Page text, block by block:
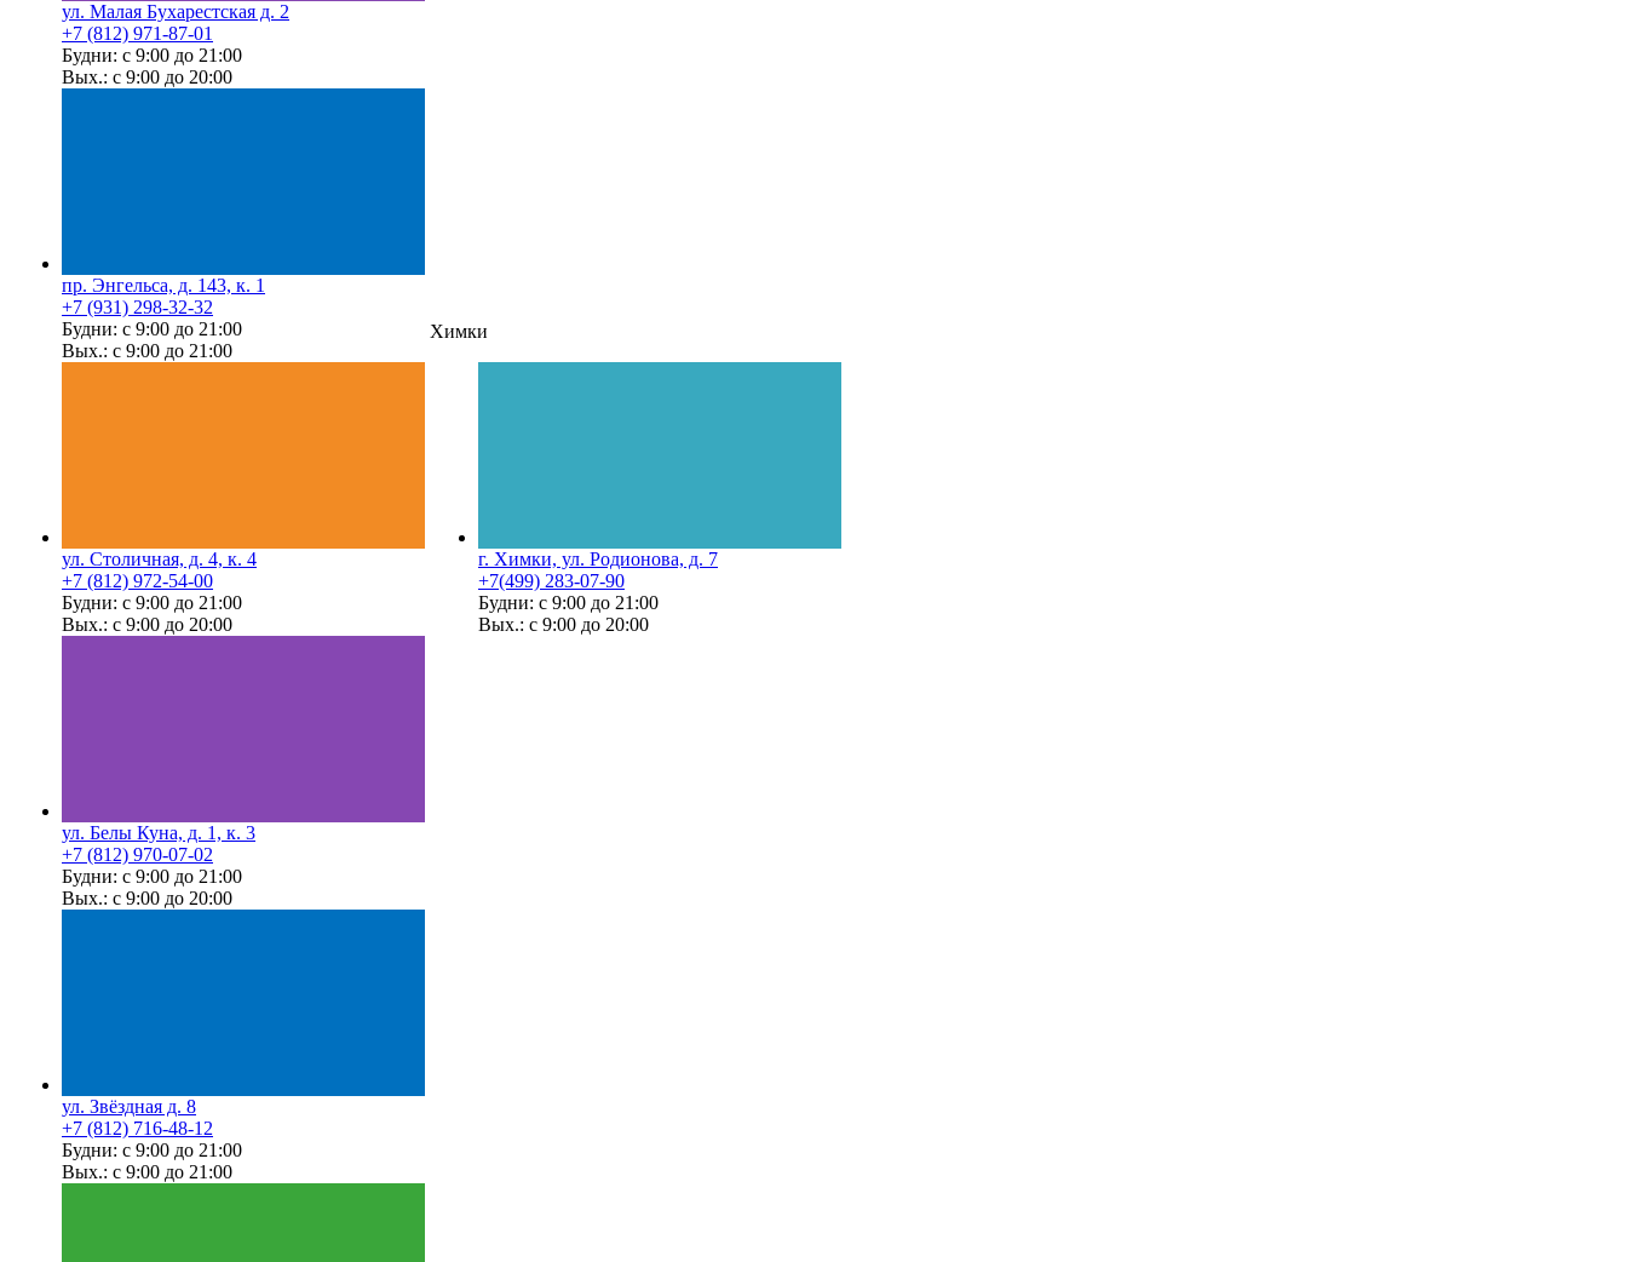
ул. Малая Бухарестская д. 2
+7 (812) 971-87-01
Будни: с 9:00 до 21:00
Вых.: с 9:00 до 20:00
пр. Энгельса, д. 143, к. 1
+7 (931) 298-32-32
Будни: с 9:00 до 21:00
Вых.: с 9:00 до 21:00
ул. Столичная, д. 4, к. 4
+7 (812) 972-54-00
Будни: с 9:00 до 21:00
Вых.: с 9:00 до 20:00
ул. Белы Куна, д. 1, к. 3
+7 (812) 970-07-02
Будни: с 9:00 до 21:00
Вых.: с 9:00 до 20:00
ул. Звёздная д. 8
+7 (812) 716-48-12
Будни: с 9:00 до 21:00
Вых.: с 9:00 до 21:00
Химки
г. Химки, ул. Родионова, д. 7
+7(499) 283-07-90
Будни: с 9:00 до 21:00
Вых.: с 9:00 до 20:00